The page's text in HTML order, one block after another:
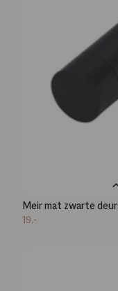
Meir mat zwarte
19,-